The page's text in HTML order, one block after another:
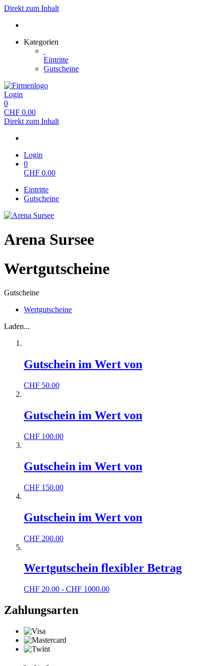
Direkt zum Inhalt
Kategorien
Eintritte
Gutscheine
Login
0
CHF 0.00
Direkt zum Inhalt
Login
0
CHF 0.00
Eintritte
Gutscheine
Arena Sursee
Wertgutscheine
Gutscheine
Wertgutscheine
Laden...
Gutschein im Wert von
CHF 50.00
Gutschein im Wert von
CHF 100.00
Gutschein im Wert von
CHF 150.00
Gutschein im Wert von
CHF 200.00
Wertgutschein flexibler Betrag
CHF 20.00 - CHF 1000.00
Zahlungsarten